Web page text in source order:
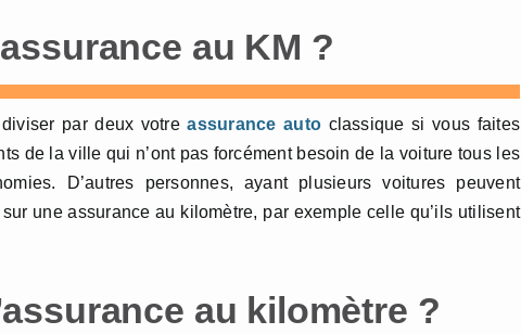
au KM ?
diviser par deux votreassurance auto classique si vous faites
de la ville qui n’ont pas forcément besoin de la voiture tous les
D’autres personnes, ayant plusieurs voitures peuvent
une assurance au kilomètre, par exemple celle qu’ils utilisent
au kilomètre ?